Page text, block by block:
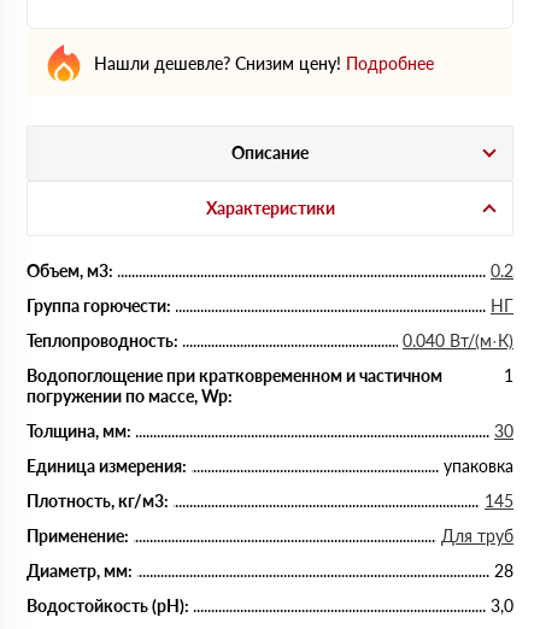
Нашли дешевле? Снизим цену! Подробнее
Описание
Характеристики
Объем, м3:
0.2
Группа горючести:
НГ
Теплопроводность:
0.040 Вт/(м·К)
Водопоглощение при кратковременном и частичном
погружении по массе, Wp:
1
Толщина, мм:
30
Единица измерения:
упаковка
Плотность, кг/м3:
145
Применение:
Для труб
Диаметр, мм:
28
Водостойкость (рН):
3,0